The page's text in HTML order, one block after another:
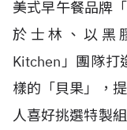
美式早午餐品牌
於士林、以黑
Kitchen」團隊打
樣的「貝果」，
人喜好挑選特製